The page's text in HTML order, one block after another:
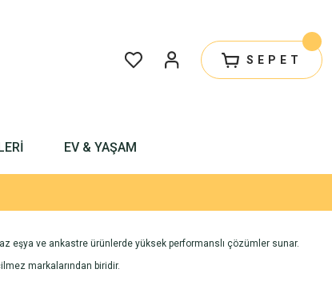
SEPET
EV & YAŞAM
eşya ve ankastre ürünlerde yüksek performanslı çözümler sunar.
markalarından biridir.